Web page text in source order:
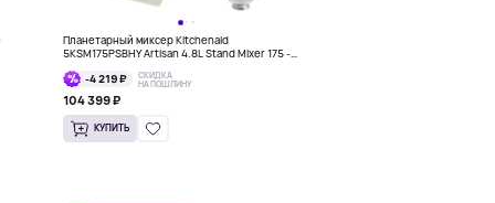
Планетарный миксер Kitchenaid
5KSM175PSBHY Artisan 4.8L Stand Mixer 175 -
-4 219 ₽
СКИДКА
НА ПОШЛИНУ
104 399 ₽
КУПИТЬ